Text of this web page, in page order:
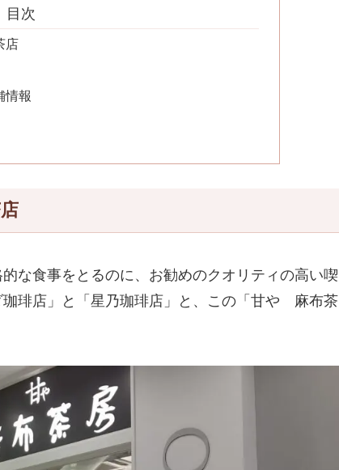
目次
店
情報
な食事をとるのに、お勧めのクオリティの高い喫
琲店」と「星乃珈琲店」と、この「甘や 麻布茶